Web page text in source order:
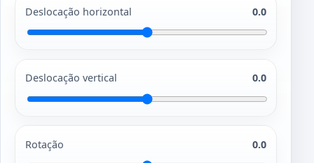
Deslocação horizontal 0.0
Deslocação vertical 0.0
Rotação 0.0